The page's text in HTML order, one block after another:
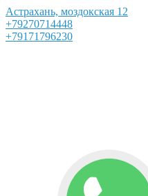
Астрахань, моздокская 12
+79270714448
+79171796230